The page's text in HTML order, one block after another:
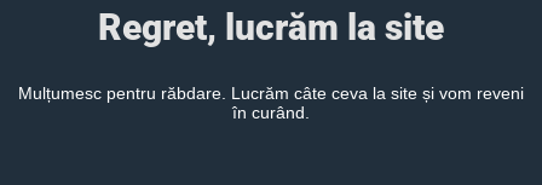
Regret, lucrăm la site
Mulțumesc pentru răbdare. Lucrăm câte ceva la site și vom reveni
în curând.